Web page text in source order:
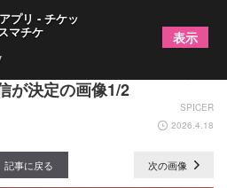
旬ら出演の『いのこりぐ
決定の画像1/2
SPICER
2026.4.18
記事に戻る 次の画像
プリ - チケッ
マチケ 表示